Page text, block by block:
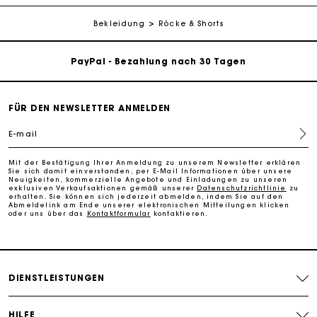
Bekleidung Röcke & Shorts
Kostenlose Lieferung innerhalb von 2-3 Tagen
Kostenlose Lieferung innerhalb von 2-3 Tagen
PayPal - Bezahlung nach 30 Tagen
Die Maje-Geschenkkarte: Die beste Möglichkeit, das
FÜR DEN NEWSLETTER ANMELDEN
E-mail
Mit der Bestätigung Ihrer Anmeldung zu unserem Newsletter erklären
Sie sich damit einverstanden, per E-Mail Informationen über unsere
Neuigkeiten, kommerzielle Angebote und Einladungen zu unseren
exklusiven Verkaufsaktionen gemäß unserer Datenschutzrichtlinie
zu
erhalten. Sie können sich jederzeit abmelden, indem Sie auf den
Abmeldelink am Ende unserer elektronischen Mitteilungen klicken
oder uns über das
Kontaktformular kontaktieren.
DIENSTLEISTUNGEN
HILFE